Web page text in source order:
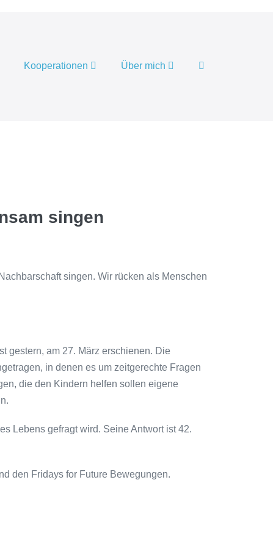
Kooperationen Über mich
Suche-
singen
singen. Wir rücken als Menschen
gestern, am 27. März erschienen. Die
in denen es um zeitgerechte Fragen
die den Kindern helfen sollen eigene
Lebens gefragt wird. Seine Antwort ist 42.
den Fridays for Future Bewegungen.